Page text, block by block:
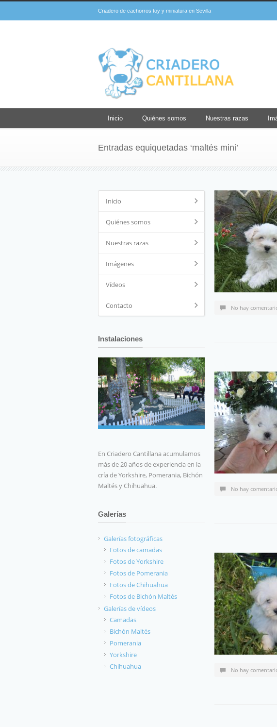
Criadero de cachorros toy y miniatura en Sevilla
Inicio Quiénes somos Nuestras razas
Entradas equiquetadas ‘maltés mini’
No hay
No hay
No hay
Inicio
Quiénes somos
Nuestras razas
Imágenes
Vídeos
Contacto
Instalaciones
En Criadero Cantillana acumulamos
más de 20 años de experiencia en la
cría de Yorkshire, Pomerania, Bichón
Maltés y Chihuahua.
Galerías
Galerías fotográficas
Fotos de camadas
Fotos de Yorkshire
Fotos de Pomerania
Fotos de Chihuahua
Fotos de Bichón Maltés
Galerías de vídeos
Camadas
Bichón Maltés
Pomerania
Yorkshire
Chihuahua